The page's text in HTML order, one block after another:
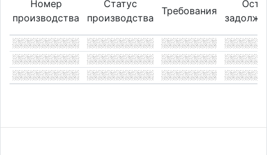
Номер
производства
Статус
производства
Требования